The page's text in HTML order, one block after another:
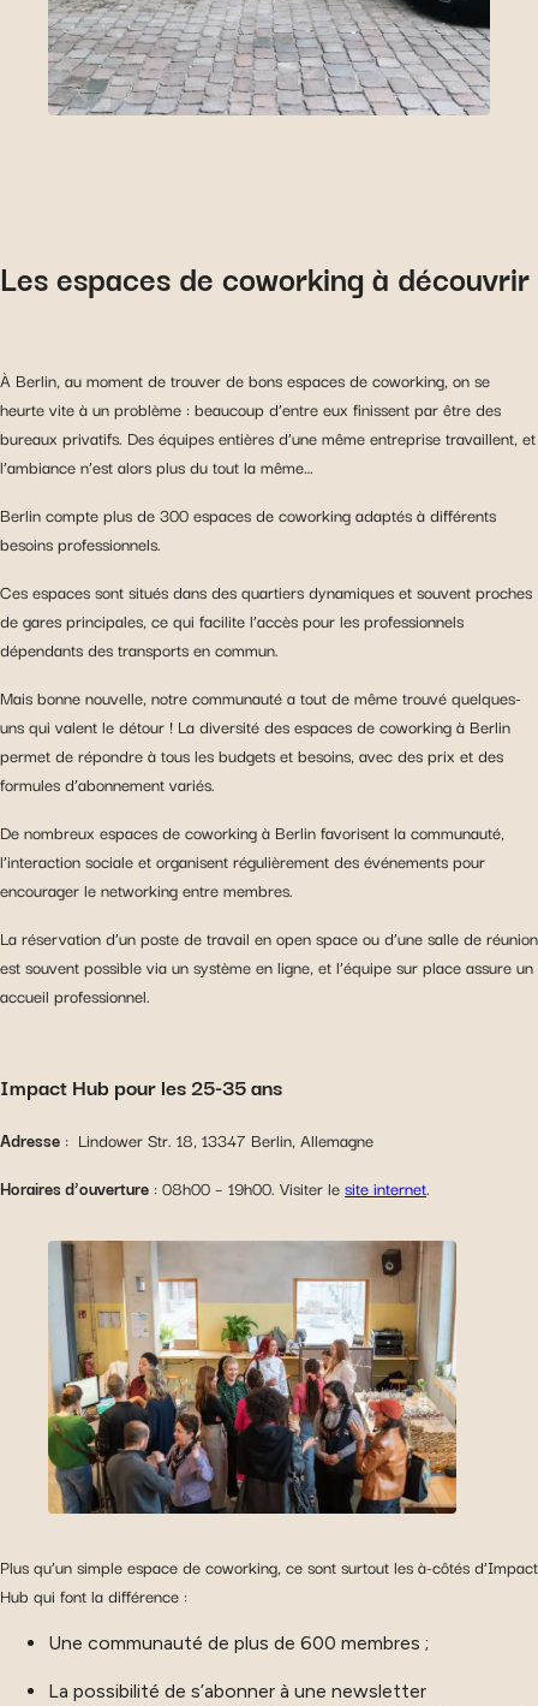
Les espaces de coworking à découvrir
À Berlin, au moment de trouver de bons espaces de coworking, on se
heurte vite à un problème : beaucoup d’entre eux finissent par être des
bureaux privatifs. Des équipes entières d’une même entreprise travaillent, et
l’ambiance n’est alors plus du tout la même…
Berlin compte plus de 300 espaces de coworking adaptés à différents
besoins professionnels.
Ces espaces sont situés dans des quartiers dynamiques et souvent proches
de gares principales, ce qui facilite l’accès pour les professionnels
dépendants des transports en commun.
Mais bonne nouvelle, notre communauté a tout de même trouvé quelques-
uns qui valent le détour ! La diversité des espaces de coworking à Berlin
permet de répondre à tous les budgets et besoins, avec des prix et des
formules d’abonnement variés.
De nombreux espaces de coworking à Berlin favorisent la communauté,
l’interaction sociale et organisent régulièrement des événements pour
encourager le networking entre membres.
La réservation d’un poste de travail en open space ou d’une salle de réunion
est souvent possible via un système en ligne, et l’équipe sur place assure un
accueil professionnel.
Impact Hub pour les 25-35 ans
Adresse : Lindower Str. 18, 13347 Berlin, Allemagne
Horaires d’ouverture : 08h00 – 19h00. Visiter lesite internet.
Plus qu’un simple espace de coworking, ce sont surtout les à-côtés d’Impact
Hub qui font la différence :
Une communauté de plus de 600 membres ;
La possibilité de s’abonner à une newsletter